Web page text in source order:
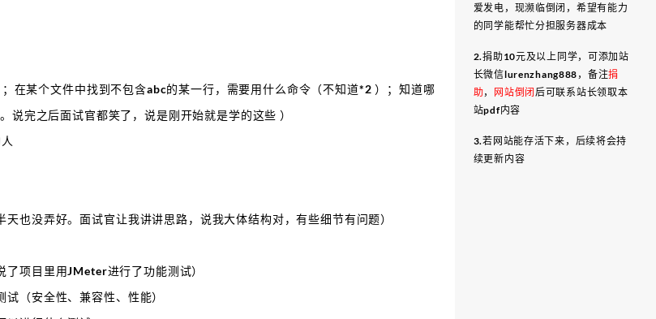
爱发电，现濒临倒闭，希望有能力
的同学能帮忙分担服务器成本
2.捐助10元及以上同学，可添加站
长微信lurenzhang888，备注捐
助， 网站倒闭 后可联系站长领取本
站pdf内容
3.若网站能存活下来，后续将会持
续更新内容
在某个文件中找到不包含abc的某一行，需要用什么命令（不知道*2 ）；知道哪
完之后面试官都笑了，说是刚开始就是学的这些 ）
也没弄好。面试官让我讲讲思路，说我大体结构对，有些细节有问题）
项目里用JMeter进行了功能测试）
（安全性、兼容性、性能）